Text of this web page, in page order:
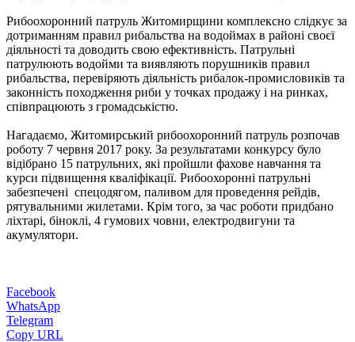
Рибоохоронний патруль Житомирщини комплексно слідкує за
дотриманням правил рибальства на водоймах в районі своєї
діяльності та доводить свою ефективність. Патрульні
патрулюють водойми та виявляють порушників правил
рибальства, перевіряють діяльність рибалок-промисловиків та
законність походження риби у точках продажу і на ринках,
співпрацюють з громадськістю.
Нагадаємо, Житомирський рибоохоронний патруль розпочав
роботу 7 червня 2017 року. За результатами конкурсу було
відібрано 15 патрульних, які пройшли фахове навчання та
курси підвищення кваліфікації. Рибоохоронні патрульні
забезпечені спецодягом, паливом для проведення рейдів,
рятувальними жилетами. Крім того, за час роботи придбано
ліхтарі, біноклі, 4 гумових човни, електродвигуни та
акумулятори.
Facebook
WhatsApp
Telegram
Copy URL